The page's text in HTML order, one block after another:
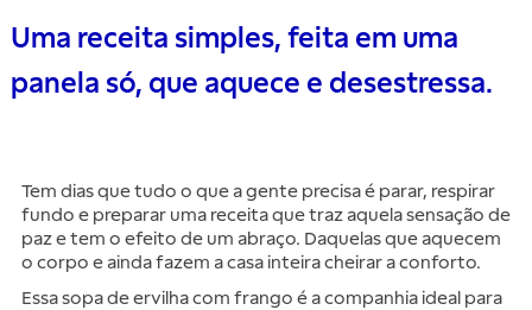
Uma receita simples, feita em uma
panela só, que aquece e desestressa.
Tem dias que tudo o que a gente precisa é parar, respirar
fundo e preparar uma receita que traz aquela sensação de
paz e tem o efeito de um abraço. Daquelas que aquecem
o corpo e ainda fazem a casa inteira cheirar a conforto.
Essa sopa de ervilha com frango é a companhia ideal para